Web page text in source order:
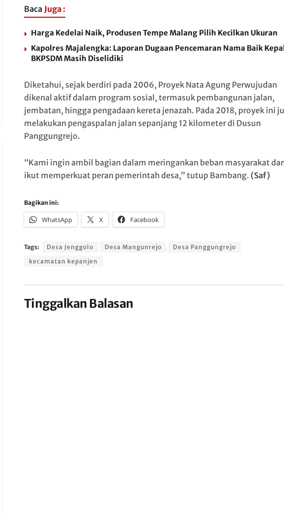
Baca Juga :
Harga Kedelai Naik, Produsen Tempe Malang Pilih Kecilkan Ukuran
Kapolres Majalengka: Laporan Dugaan Pencemaran Nama Baik
BKPSDM Masih Diselidiki
Diketahui, sejak berdiri pada 2006, Proyek Nata Agung Perwujudan
dikenal aktif dalam program sosial, termasuk pembangunan jalan,
jembatan, hingga pengadaan kereta jenazah. Pada 2018, proyek ini
melakukan pengaspalan jalan sepanjang 12 kilometer di Dusun
Panggungrejo.
“Kami ingin ambil bagian dalam meringankan beban masyarakat
ikut memperkuat peran pemerintah desa,” tutup Bambang. (Saf)
Bagikan ini:
WhatsApp X Facebook
Tags: Desa Jenggolo Desa Mangunrejo
Desa Panggungrejo
kecamatan kepanjen
Tinggalkan Balasan